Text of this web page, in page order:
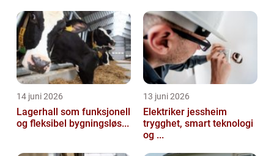
14 juni 2026
Lagerhall som funksjonell
og fleksibel bygningsløs...
13 juni 2026
Elektriker jessheim
trygghet, smart teknologi
og ...